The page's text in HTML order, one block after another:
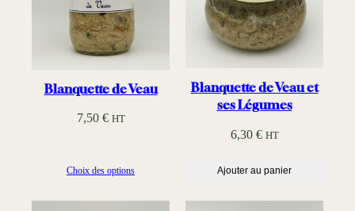
Blanquette de Veau
7,50 € HT
Choix des options
Blanquette de Veau et
ses Légumes
6,30 € HT
Ajouter au panier